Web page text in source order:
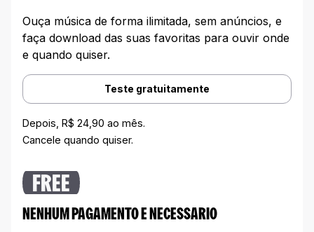
Ouça música de forma ilimitada, sem anúncios, e
faça download das suas favoritas para ouvir onde
e quando quiser.
Teste gratuitamente
Depois, R$ 24,90 ao mês.
Cancele quando quiser.
FREE
NENHUM PAGAMENTO E NECESSARIO